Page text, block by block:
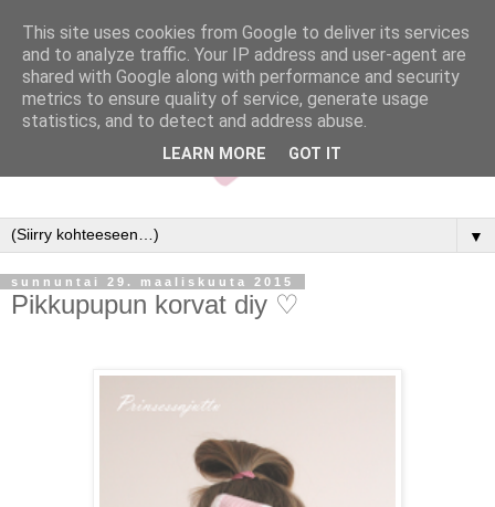
▼
sunnuntai 29. maaliskuuta 2015
Pikkupupun korvat diy ♡
This site uses cookies from Google to deliver its services
and to analyze traffic. Your IP address and user-agent are
shared with Google along with performance and security
metrics to ensure quality of service, generate usage
statistics, and to detect and address abuse.
LEARN MORE GOT IT